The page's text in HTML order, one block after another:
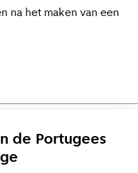
na het maken van een
de Portugees